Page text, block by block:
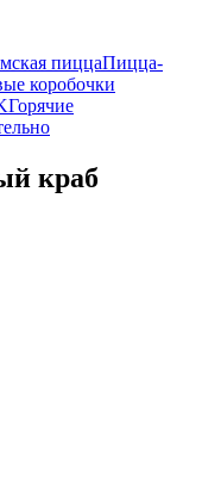
пиццаПицца-
коробочки
Горячие
краб